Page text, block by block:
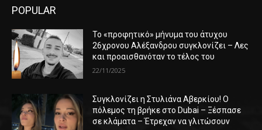
POPULAR
Το «προφητικό» μήνυμα του άτυχου
26χρονου Αλέξανδρου συγκλονίζει – Λες
και προαισθανόταν το τέλος του
22/11/2025
Συγκλονίζει η Στυλιάνα Αβερκίου! Ο
πόλεμος τη βρήκε στο Dubai – Ξέσπασε
σε κλάματα – Έτρεχαν να γλιτώσουν